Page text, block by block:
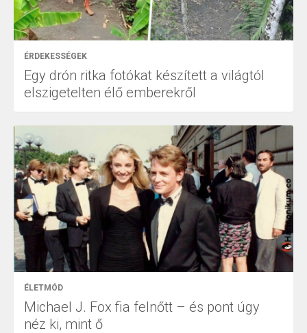
ÉRDEKESSÉGEK
Egy drón ritka fotókat készített a világtól
elszigetelten élő emberekről
ÉLETMÓD
Michael J. Fox fia felnőtt – és pont úgy
néz ki, mint ő